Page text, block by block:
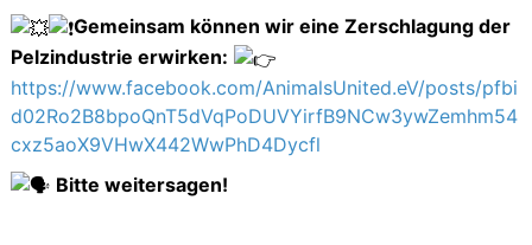
Gemeinsam können wir eine Zerschlagung der
Pelzindustrie erwirken:
https://www.facebook.com/AnimalsUnited.eV/posts/pfbi
d02Ro2B8bpoQnT5dVqPoDUVYirfB9NCw3ywZemhm54
cxz5aoX9VHwX442WwPhD4Dycfl
Bitte weitersagen!